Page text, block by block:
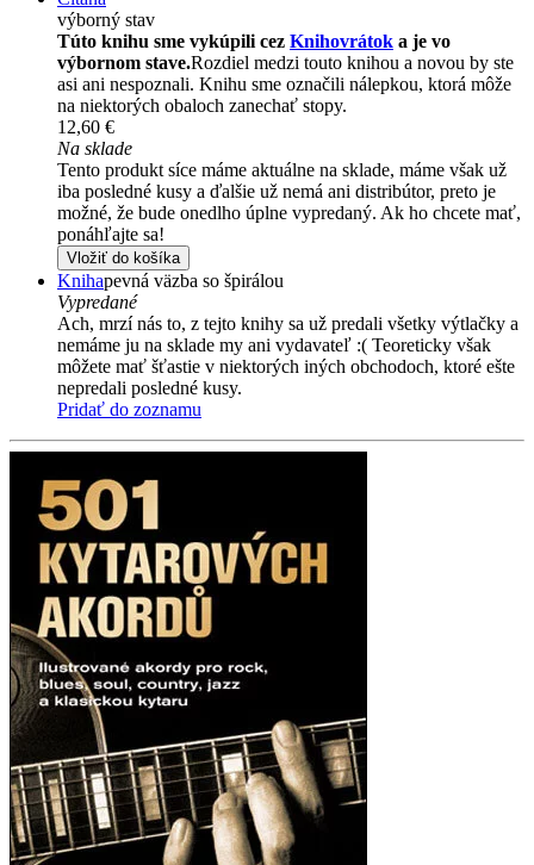
výborný stav
Túto knihu sme vykúpili cez Knihovrátok a je vo
výbornom stave.Rozdiel medzi touto knihou a novou by ste
asi ani nespoznali. Knihu sme označili nálepkou, ktorá môže
na niektorých obaloch zanechať stopy.
12,60 €
Na sklade
Tento produkt síce máme aktuálne na sklade, máme však už
iba posledné kusy a ďalšie už nemá ani distribútor, preto je
možné, že bude onedlho úplne vypredaný. Ak ho chcete mať,
ponáhľajte sa!
Vložiť do košíka
Knihapevná väzba so špirálou
Vypredané
Ach, mrzí nás to, z tejto knihy sa už predali všetky výtlačky a
nemáme ju na sklade my ani vydavateľ :( Teoreticky však
môžete mať šťastie v niektorých iných obchodoch, ktoré ešte
nepredali posledné kusy.
Pridať do zoznamu